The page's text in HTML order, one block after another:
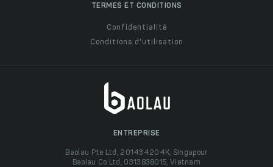
TERMES ET CONDITIONS
Confidentialité
Conditions d'utilisation
ENTREPRISE
Baolau Pte Ltd, 201434204K, Singapour
Baolau Co Ltd, 0313838015, Vietnam